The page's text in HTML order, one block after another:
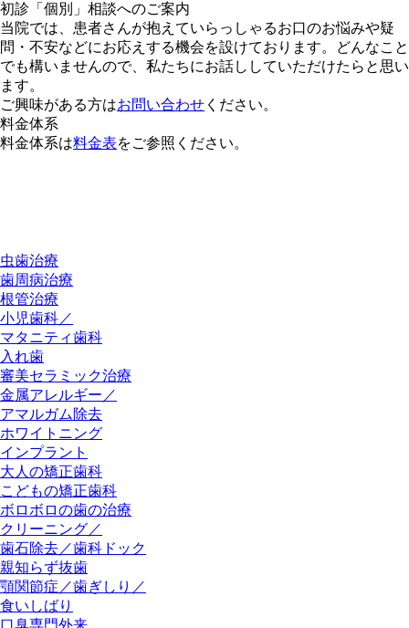
初診「個別」相談へのご案内
当院では、患者さんが抱えていらっしゃるお口のお悩みや疑
問・不安などにお応えする機会を設けております。どんなこと
でも構いませんので、私たちにお話ししていただけたらと思い
ます。
ご興味がある方はお問い合わせ ください。
料金体系
料金体系は料金表をご参照ください。
虫歯治療
歯周病治療
根管治療
小児歯科／
マタニティ歯科
入れ歯
審美セラミック治療
金属アレルギー／
アマルガム除去
ホワイトニング
インプラント
大人の矯正歯科
こどもの矯正歯科
ボロボロの歯の治療
クリーニング／
歯石除去／歯科ドック
親知らず抜歯
顎関節症／歯ぎしり／
食いしばり
口臭専門外来